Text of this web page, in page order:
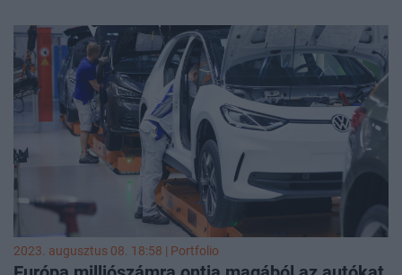
2023. augusztus 08. 18:58 | Portfolio